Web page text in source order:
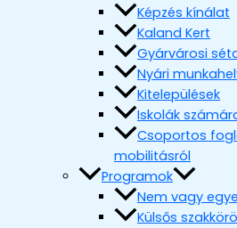
Képzés kínálat
Kaland Kert
Gyárvárosi
Nyári
Kitelepülések
Iskolák
Csoportos
mobilitásról
Programok
Nem vagy
Külsős